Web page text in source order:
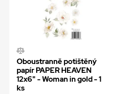
Oboustranně potištěný
papír PAPER HEAVEN
12x6" - Woman in gold - 1
ks